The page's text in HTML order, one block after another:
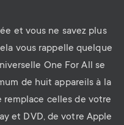
et vous ne savez plus
vous rappelle quelque
One For All se
de huit appareils à la
celles de votre
et DVD, de votre Apple